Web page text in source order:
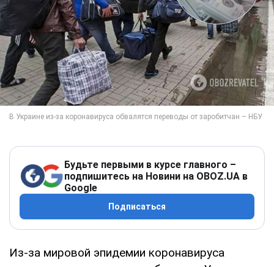
Будьте первыми в курсе главного –
подпишитесь на Новини на OBOZ.UA в
Google
Подписаться
Из-за мировой эпидемии коронавируса